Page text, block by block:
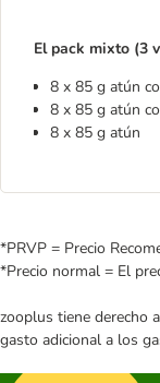
El pack mixto (3
8 x 85 g atún
8 x 85 g atún
8 x 85 g atún
*PRVP = Precio
*Precio normal = El
zooplus tiene derecho
gasto adicional a los